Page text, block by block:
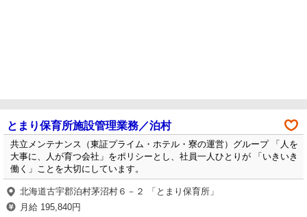
とまり保育所施設管理業務／泊村
共立メンテナンス（東証プライム・ホテル・寮の運営）グループ 「人を
大事に、人が育つ会社」をポリシーとし、社員一人ひとりが 「いきいき
働く」ことを大切にしています。
北海道古宇郡泊村茅沼村６－２ 「とまり保育所」
月給 195,840円